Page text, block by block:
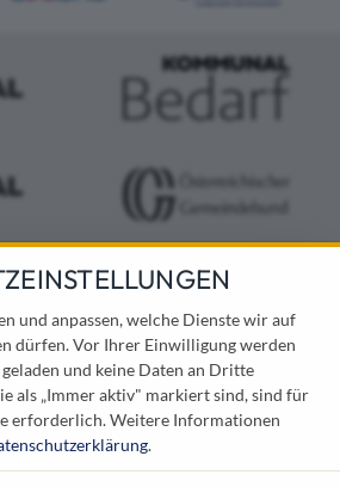
Verlag GmbH
und anpassen, welche Dienste wir auf
dürfen. Vor Ihrer Einwilligung werden
und keine Daten an Dritte
als „Immer aktiv" markiert sind, sind für
erforderlich.Weitere Informationen
.